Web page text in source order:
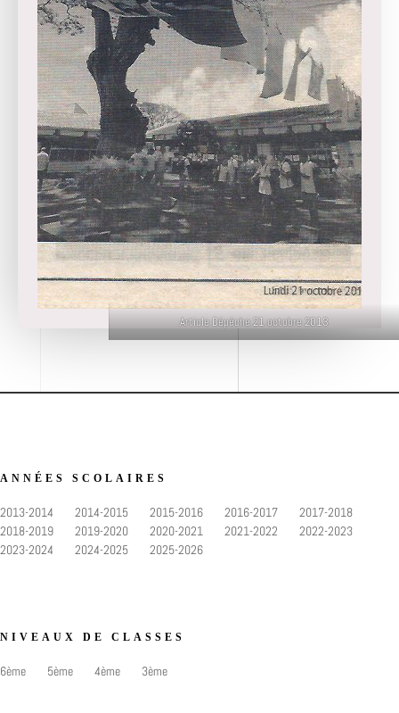
Article Dépêche 21 octobre 2013
ANNÉES SCOLAIRES
2013-2014 2014-2015 2015-2016 2016-2017
2017-2018
2018-2019
2019-2020 2020-2021 2021-2022
2022-2023
2023-2024
2024-2025 2025-2026
NIVEAUX DE CLASSES
6ème 5ème 4ème 3ème